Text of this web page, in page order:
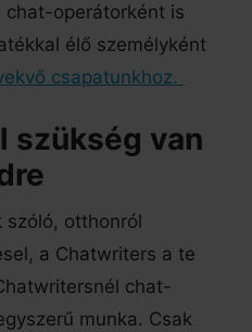
chat-operátorként is
élő személyként
csapatunkhoz.
szükség van
szóló, otthonról
a Chatwriters a te
chat-
munka. Csak